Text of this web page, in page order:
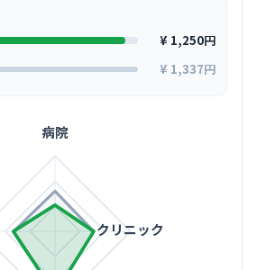
¥ 1,250円
¥ 1,337円
病院
クリニック